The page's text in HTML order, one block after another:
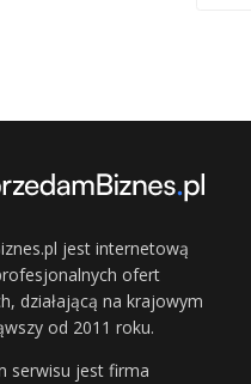
jest internetową
ofert
działającą na krajowym
od 2011 roku.
serwisu jest firma